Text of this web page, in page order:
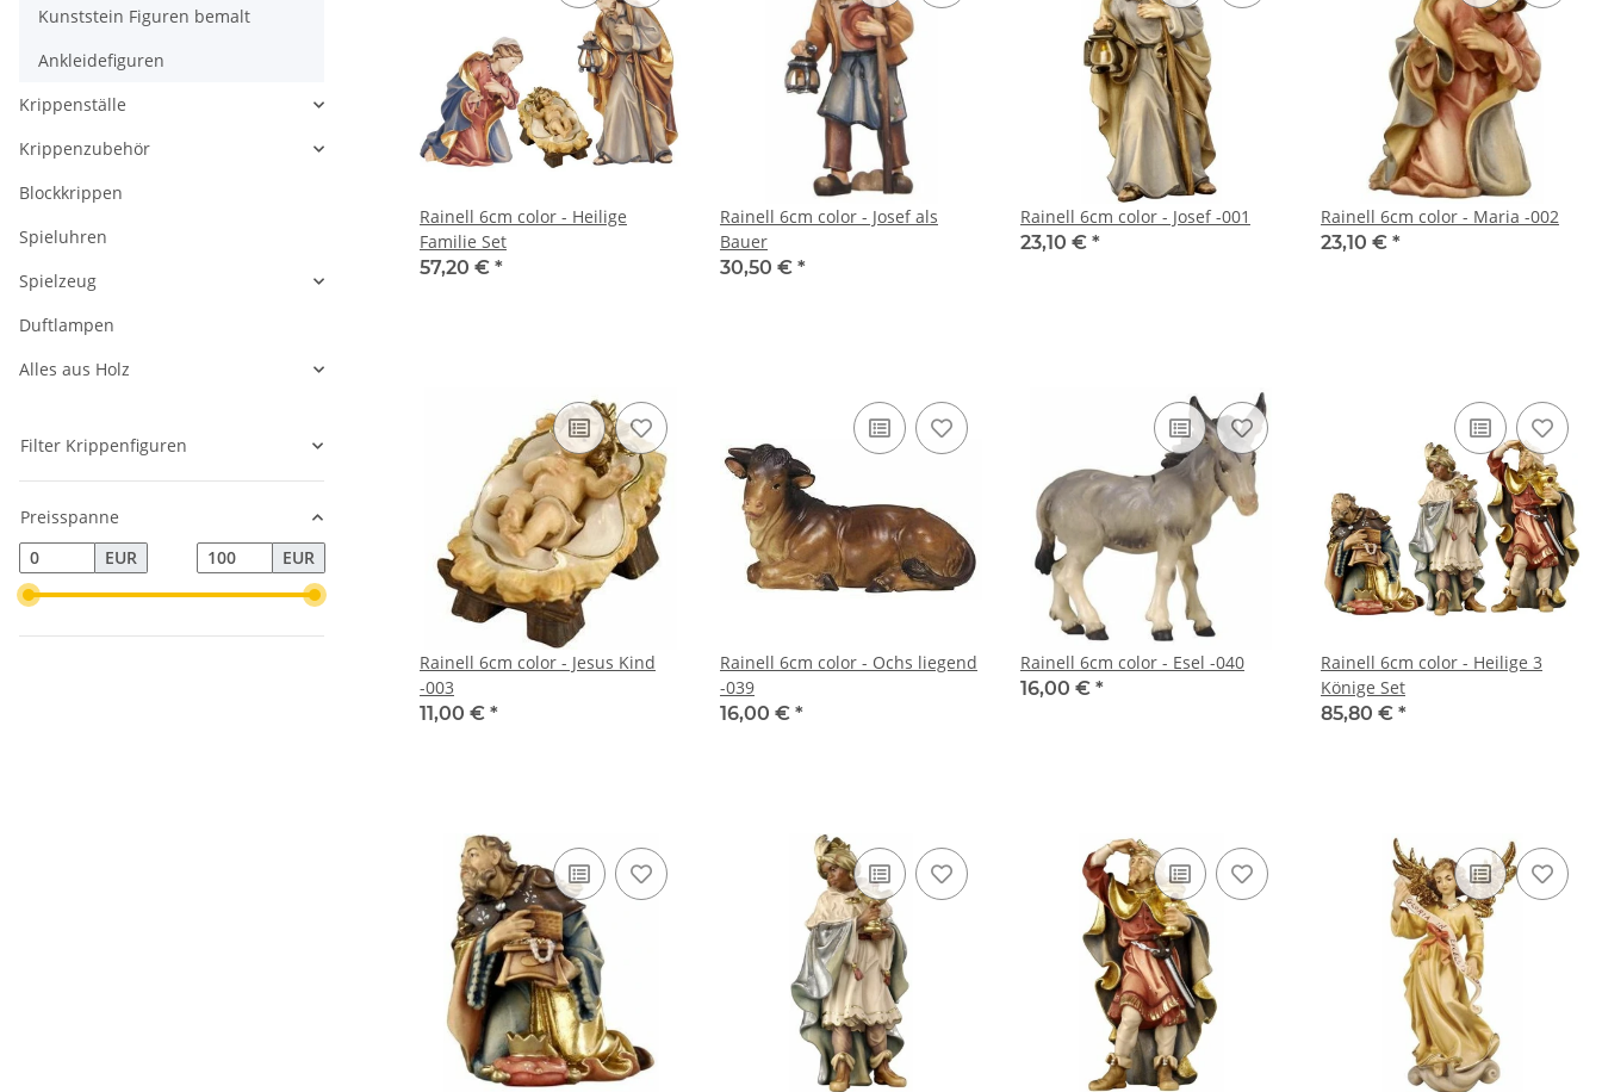
Rainell 6cm color - Heilige
Familie Set
57,20 € *
Rainell 6cm color - Josef als
Bauer
30,50 € *
Rainell 6cm color - Josef -001
23,10 € *
Rainell 6cm color - Maria -002
23,10 € *
Rainell 6cm color - Jesus Kind
-003
11,00 € *
Rainell 6cm color - Ochs liegend
-039
16,00 € *
Rainell 6cm color - Esel -040
16,00 € *
Rainell 6cm color - Heilige 3
Könige Set
85,80 € *
Kunststein Figuren bemalt
Ankleidefiguren
Krippenställe
Krippenzubehör
Blockkrippen
Spieluhren
Spielzeug
Duftlampen
Alles aus Holz
Filter Krippenfiguren
Preisspanne
EUR
EUR